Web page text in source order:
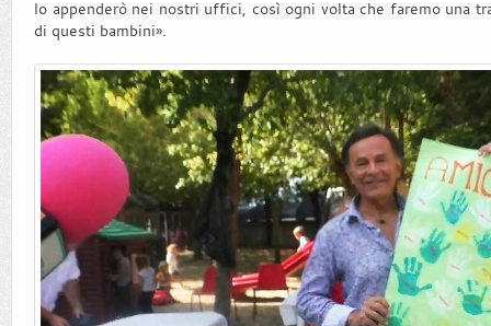
lo appenderò nei nostri uffici, così ogni volta che faremo una
di questi bambini».